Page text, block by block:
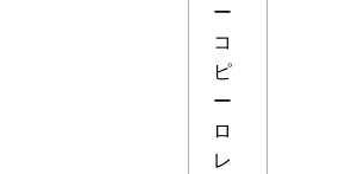
ー
コ
ピ
ー
ロ
レ